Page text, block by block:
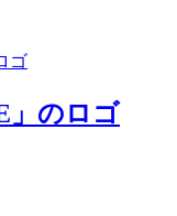
」のロゴ